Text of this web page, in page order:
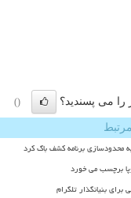
را می پسندید؟ ()
برنامه کشف باگ کرد
برچسب می خورد
بنیانگذار تلگرام